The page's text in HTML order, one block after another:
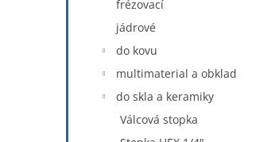
frézovací
jádrové
do kovu
multimaterial a obklad
do skla a keramiky
Válcová stopka